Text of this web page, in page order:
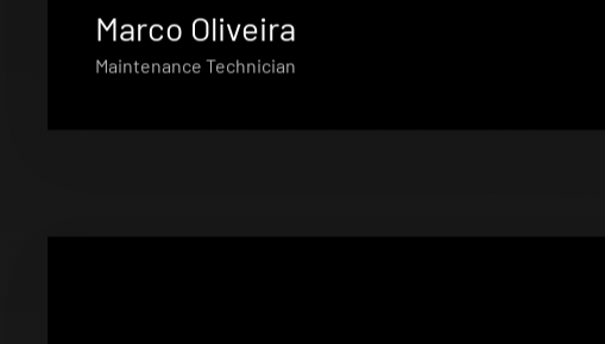
Marco Oliveira
Maintenance Technician